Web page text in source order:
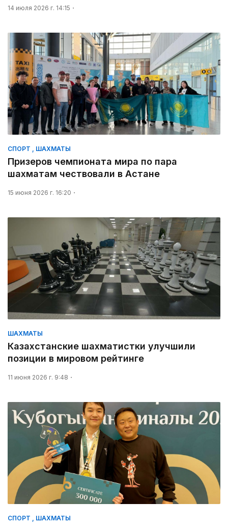
14 июля 2026 г. 14:15
СПОРТ , ШАХМАТЫ
Призеров чемпионата мира по пара
шахматам чествовали в Астане
15 июня 2026 г. 16:20
ШАХМАТЫ
Казахстанские шахматистки улучшили
позиции в мировом рейтинге
11 июня 2026 г. 9:48
СПОРТ , ШАХМАТЫ